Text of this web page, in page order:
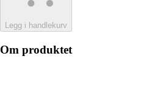
Legg i handlekurv
Om produktet